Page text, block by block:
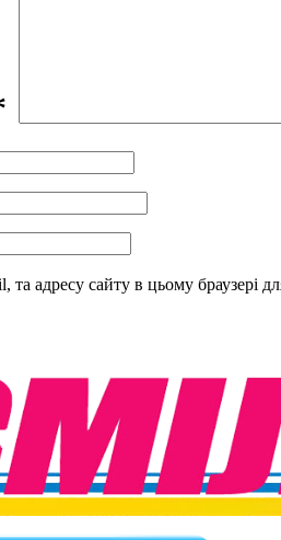
та адресу сайту в цьому браузері